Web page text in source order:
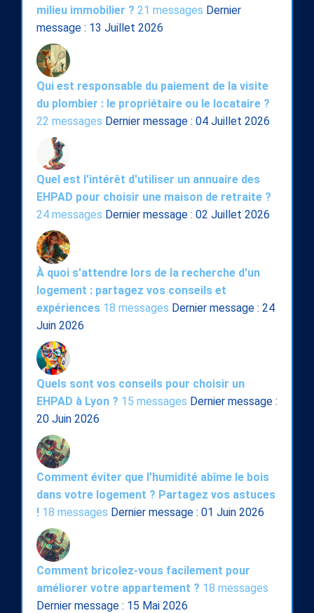
milieu immobilier ? 21 messages Dernier
message : 13 Juillet 2026
Qui est responsable du paiement de la visite
du plombier : le propriétaire ou le locataire ?
22 messages Dernier message : 04 Juillet 2026
Quel est l'intérêt d'utiliser un annuaire des
EHPAD pour choisir une maison de retraite ?
24 messages Dernier message : 02 Juillet 2026
À quoi s'attendre lors de la recherche d'un
logement : partagez vos conseils et
expériences 18 messages Dernier message : 24
Juin 2026
Quels sont vos conseils pour choisir un
EHPAD à Lyon ? 15 messages Dernier message :
20 Juin 2026
Comment éviter que l'humidité abîme le bois
dans votre logement ? Partagez vos astuces
! 18 messages Dernier message : 01 Juin 2026
Comment bricolez-vous facilement pour
améliorer votre appartement ? 18 messages
Dernier message : 15 Mai 2026